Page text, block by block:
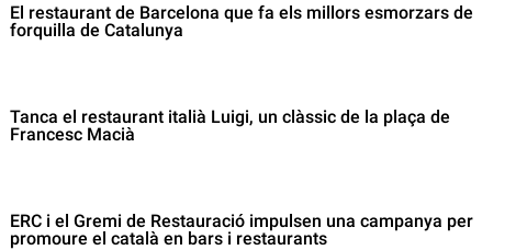
El restaurant de Barcelona que fa els millors esmorzars de
forquilla de Catalunya
Tanca el restaurant italià Luigi, un clàssic de la plaça de
Francesc Macià
ERC i el Gremi de Restauració impulsen una campanya per
promoure el català en bars i restaurants